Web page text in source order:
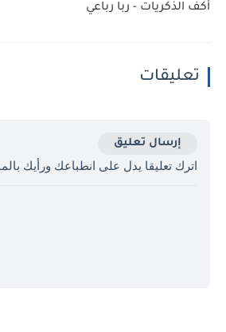
أكف الذكريات - ربا رباعي
تعليقات
إرسال تعليق
اترك تعليقا يدل على انطباعك ورأيك